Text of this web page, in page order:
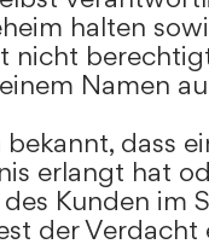
halten
nicht
Namen
dass
erlangt hat
Kunden im
der Verdacht